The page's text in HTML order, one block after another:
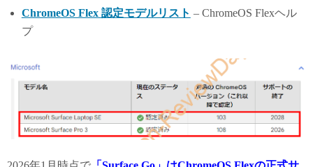
ChromeOS Flex 認定モデルリスト – ChromeOS Flexヘル
プ